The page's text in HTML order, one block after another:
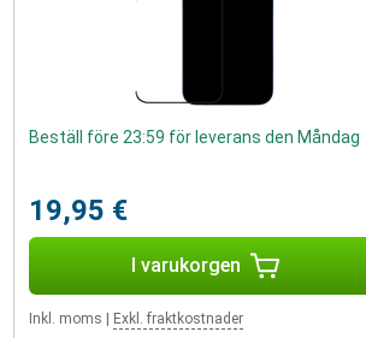
Beställ före 23:59 för leverans den Måndag
19,95 €
I varukorgen
Inkl. moms Exkl. fraktkostnader